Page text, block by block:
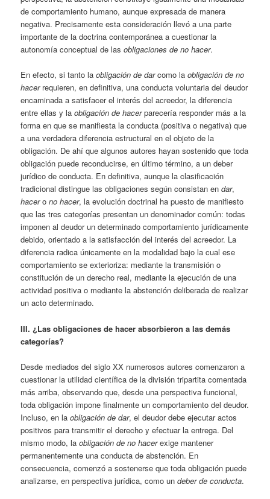
de comportamiento humano, aunque expresada de manera
negativa. Precisamente esta consideración llevó a una parte
importante de la doctrina contemporánea a cuestionar la
autonomía conceptual de lasobligaciones de no hacer.
En efecto, si tanto laobligación de darcomo laobligación de no
hacer requieren, en definitiva, una conducta voluntaria del deudor
encaminada a satisfacer el interés del acreedor, la diferencia
entre ellas y laobligación de hacerparecería responder más a la
forma en que se manifiesta la conducta (positiva o negativa) que
a una verdadera diferencia estructural en el objeto de la
obligación. De ahí que algunos autores hayan sostenido que toda
obligación puede reconducirse, en último término, a un deber
jurídico de conducta. En definitiva, aunque la clasificación
tradicional distingue las obligaciones según consistan endar,
hacerono hacer, la evolución doctrinal ha puesto de manifiesto
que las tres categorías presentan un denominador común: todas
imponen al deudor un determinado comportamiento jurídicamente
debido, orientado a la satisfacción del interés del acreedor. La
diferencia radica únicamente en la modalidad bajo la cual ese
comportamiento se exterioriza: mediante la transmisión o
constitución de un derecho real, mediante la ejecución de una
actividad positiva o mediante la abstención deliberada de realizar
un acto determinado.
III. ¿Las obligaciones de hacer absorbieron a las demás
categorías?
Desde mediados del siglo XX numerosos autores comenzaron a
cuestionar la utilidad científica de la división tripartita comentada
más arriba, observando que, desde una perspectiva funcional,
toda obligación impone finalmente un comportamiento del deudor.
Incluso, en laobligación de dar, el deudor debe ejecutar actos
positivos para transmitir el derecho y efectuar la entrega. Del
mismo modo, laobligación de no hacerexige mantener
permanentemente una conducta de abstención. En
consecuencia, comenzó a sostenerse que toda obligación puede
analizarse, en perspectiva jurídica, como undeber de conducta.